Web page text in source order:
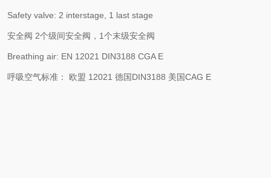
Safety valve: 2 interstage, 1 last stage
安全阀 2个级间安全阀，1个末级安全阀
Breathing air: EN 12021 DIN3188 CGA E
呼吸空气标准： 欧盟 12021 德国DIN3188 美国CAG E